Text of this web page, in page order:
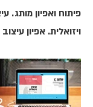
פיתוח ואפיון מותג.
ויזואלית. אפיון